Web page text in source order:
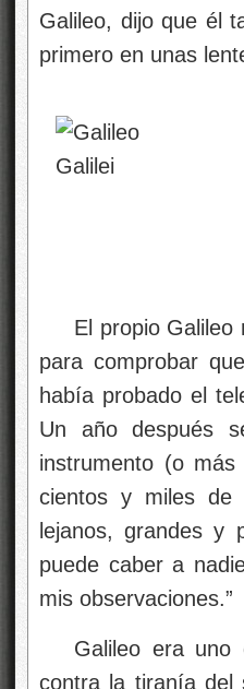
Galileo, dijo que él
primero en unas
El propio
para comprobar
había probado el
Un año después
instrumento (o
cientos y miles de
lejanos, grandes y
puede caber a
mis observaciones.”
Galileo era uno
contra la tiranía del